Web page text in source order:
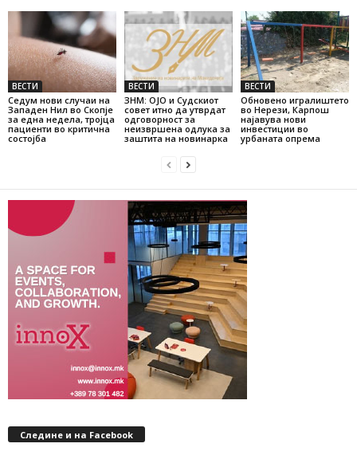
ВЕСТИ
Седум нови случаи на
Западен Нил во Скопје
за една недела, тројца
пациенти во критична
состојба
ВЕСТИ
ЗНМ: ОЈО и Судскиот
совет итно да утврдат
одговорност за
неизвршена одлука за
заштита на новинарка
ВЕСТИ
Обновено игралиштето
во Нерези, Карпош
најавува нови
инвестиции во
урбаната опрема
Следине и на Facebook